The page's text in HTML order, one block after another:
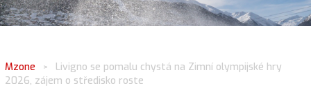
Mzone >
Livigno se pomalu chystá na Zimní olympijské hry
2026, zájem o středisko roste